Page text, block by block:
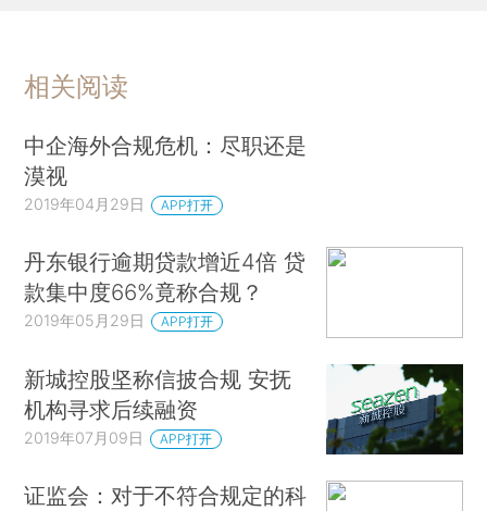
相关阅读
中企海外合规危机：尽职还是
漠视
2019年04月29日 APP打开
丹东银行逾期贷款增近4倍 贷
款集中度66%竟称合规？
2019年05月29日 APP打开
新城控股坚称信披合规 安抚
机构寻求后续融资
2019年07月09日 APP打开
证监会：对于不符合规定的科